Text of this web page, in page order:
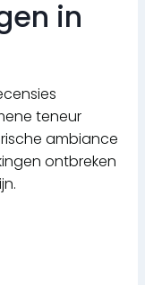
in
teneur
ambiance
ontbreken